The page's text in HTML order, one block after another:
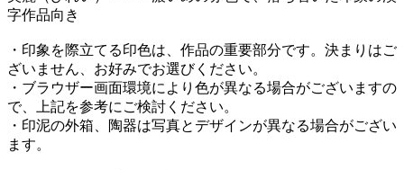
字作品向き
・印象を際立てる印色は、作品の重要部分です。決まりはご
ざいません、お好みでお選びください。
・ブラウザー画面環境により色が異なる場合がございますの
で、上記を参考にご検討ください。
・印泥の外箱、陶器は写真とデザインが異なる場合がござい
ます。